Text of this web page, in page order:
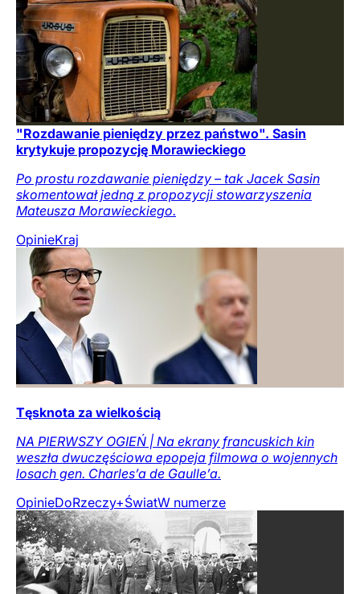
"Rozdawanie pieniędzy przez państwo". Sasin
krytykuje propozycję Morawieckiego
Po prostu rozdawanie pieniędzy – tak Jacek Sasin
skomentował jedną z propozycji stowarzyszenia
Mateusza Morawieckiego.
OpinieKraj
Tęsknota za wielkością
NA PIERWSZY OGIEŃ | Na ekrany francuskich kin
weszła dwuczęściowa epopeja filmowa o wojennych
losach gen. Charles’a de Gaulle’a.
OpinieDoRzeczy+ŚwiatW numerze